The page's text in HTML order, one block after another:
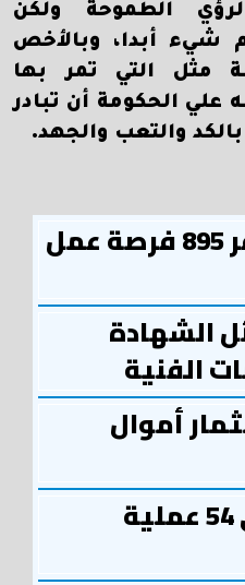
الطموحة ولكن
شيء أبدا، وبالأخص
مثل التي تمر بها
علي الحكومة أن تبادر
والتعب والجهد.
مديرية العمل توفر 895 فرصة عمل
الشهادة
الفنية
أموال
«صناع الخير» تجري 54 عملية